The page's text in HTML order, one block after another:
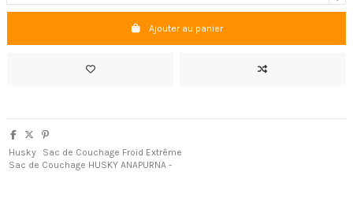
Ajouter au panier
Husky
Sac de Couchage Froid Extrême
Sac de Couchage HUSKY ANAPURNA -